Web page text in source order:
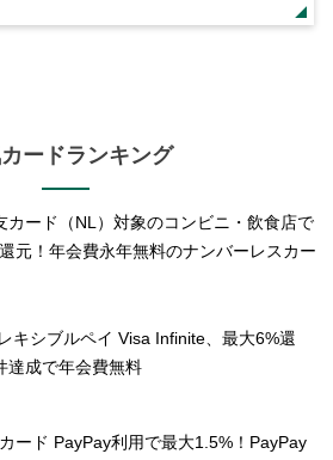
ードランキング
カード（NL）対象のコンビニ・飲食店で
元！年会費永年無料のナンバーレスカー
キシブルペイ Visa Infinite、最大6%還
達成で年会費無料
ード PayPay利用で最大1.5%！PayPay